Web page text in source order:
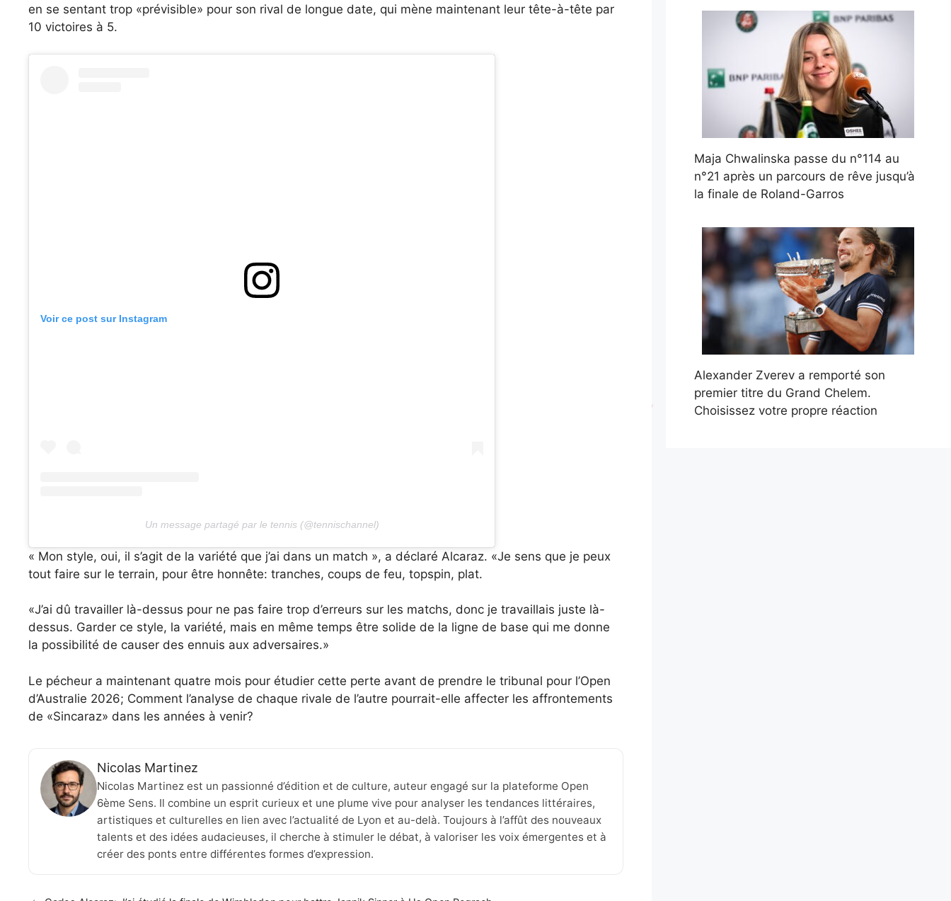
en se sentant trop «prévisible» pour son rival de longue date, qui mène maintenant leur tête-à-tête par
10 victoires à 5.
Voir ce post sur Instagram
Un message partagé par le tennis (@tennischannel)
« Mon style, oui, il s’agit de la variété que j’ai dans un match », a déclaré Alcaraz. «Je sens que je peux
tout faire sur le terrain, pour être honnête: tranches, coups de feu, topspin, plat.
«J’ai dû travailler là-dessus pour ne pas faire trop d’erreurs sur les matchs, donc je travaillais juste là-
dessus. Garder ce style, la variété, mais en même temps être solide de la ligne de base qui me donne
la possibilité de causer des ennuis aux adversaires.»
Le pécheur a maintenant quatre mois pour étudier cette perte avant de prendre le tribunal pour l’Open
d’Australie 2026; Comment l’analyse de chaque rivale de l’autre pourrait-elle affecter les affrontements
de «Sincaraz» dans les années à venir?
Nicolas Martinez
Nicolas Martinez est un passionné d’édition et de culture, auteur engagé sur la plateforme Open
6ème Sens. Il combine un esprit curieux et une plume vive pour analyser les tendances littéraires,
artistiques et culturelles en lien avec l’actualité de Lyon et au-delà. Toujours à l’affût des nouveaux
talents et des idées audacieuses, il cherche à stimuler le débat, à valoriser les voix émergentes et à
créer des ponts entre différentes formes d’expression.
Maja Chwalinska passe du n°114 au
n°21 après un parcours de rêve jusqu’à
la finale de Roland-Garros
Alexander Zverev a remporté son
premier titre du Grand Chelem.
Choisissez votre propre réaction